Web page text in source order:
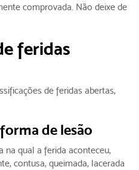
comprovada. Não deixe de
feridas
de feridas abertas,
de lesão
na qual a ferida aconteceu,
contusa, queimada, lacerada